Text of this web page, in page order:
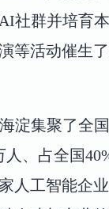
社群并培育
等活动催生
淀集聚了全
、占全国
人工智能企